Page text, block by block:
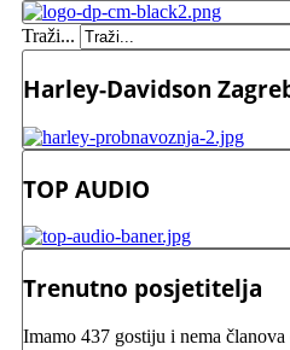
Traži...
Harley-Davidson
TOP AUDIO
Trenutno posjetitelja
Imamo 437 gostiju i nema